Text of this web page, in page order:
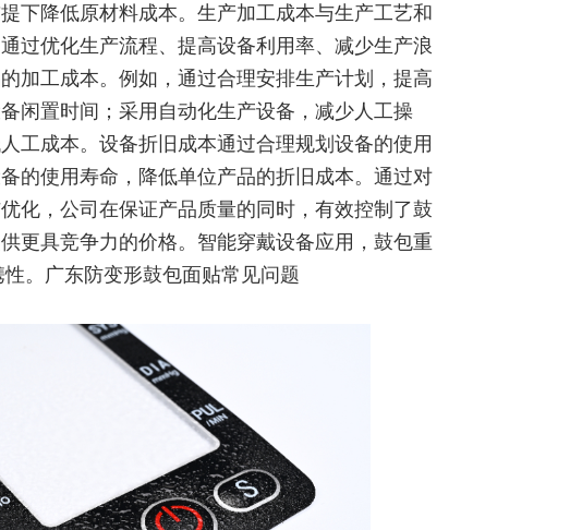
下降低原材料成本。生产加工成本与生产工艺和
过优化生产流程、提高设备利用率、减少生产浪
加工成本。例如，通过合理安排生产计划，提高
闲置时间；采用自动化生产设备，减少人工操
工成本。设备折旧成本通过合理规划设备的使用
的使用寿命，降低单位产品的折旧成本。通过对
化，公司在保证产品质量的同时，有效控制了鼓
更具竞争力的价格。智能穿戴设备应用，鼓包重
。广东防变形鼓包面贴常见问题